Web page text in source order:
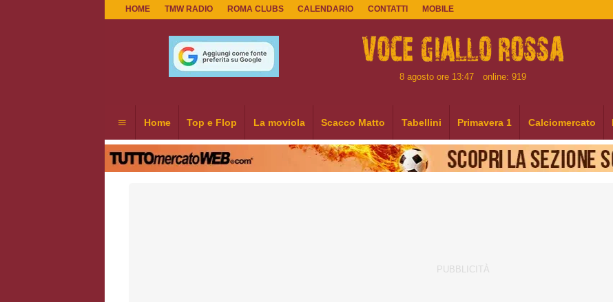
HOME TMW RADIO ROMA CLUBS CALENDARIO CONTATTI MOBILE
8 agosto ore 13:47 online: 919
Home Top e Flop La moviola Scacco Matto Tabellini Primavera 1 Calciomercato